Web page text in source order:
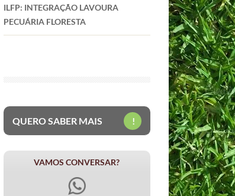
ILFP: INTEGRAÇÃO LAVOURA
PECUÁRIA FLORESTA
QUERO SABER MAIS !
VAMOS CONVERSAR?